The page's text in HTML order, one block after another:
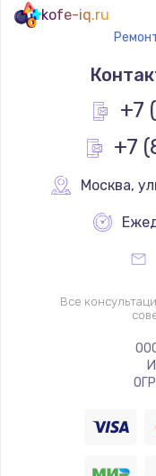
kofe-iq.ru
+7
+7
Москва,
Все